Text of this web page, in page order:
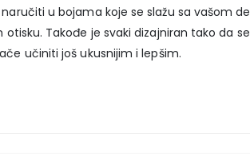
u bojama koje se slažu sa vašom
Takođe je svaki dizajniran tako da
učiniti još ukusnijim i lepšim.